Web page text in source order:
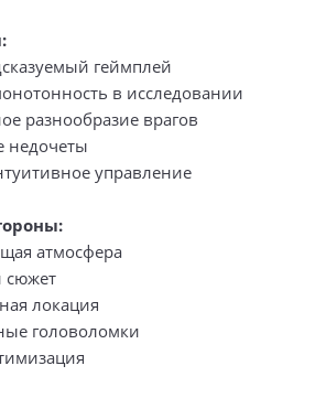
геймплей
в исследовании
разнообразие врагов
недочеты
управление
атмосфера
сюжет
локация
головоломки